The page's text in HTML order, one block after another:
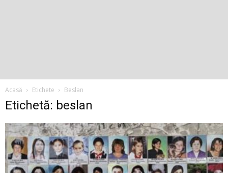
Acasă Etichete Beslan
Etichetă: beslan